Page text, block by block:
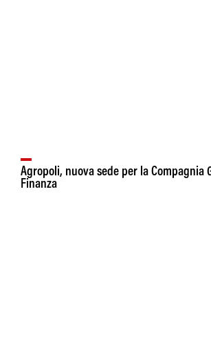
Agropoli, nuova sede per la Compagnia
Finanza